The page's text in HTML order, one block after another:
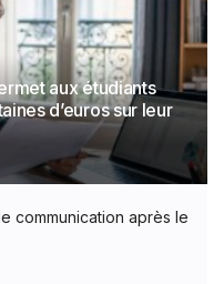
aux étudiants
d’euros sur leur
communication après le